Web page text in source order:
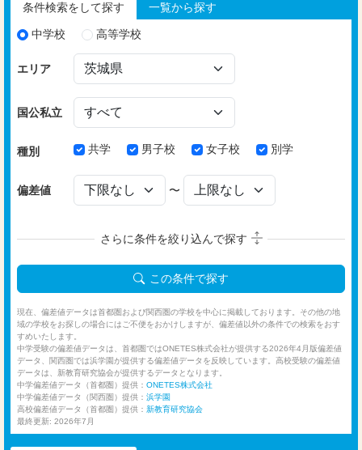
条件検索をして探す 一覧から探す
中学校 高等学校
エリア
国公私立
種別 共学 男子校 女子校 別学
偏差値 〜
さらに条件を絞り込んで探す
この条件で探す
現在、偏差値データは首都圏および関西圏の学校を中心に掲載しております。その他の地
域の学校をお探しの場合にはご不便をおかけしますが、偏差値以外の条件での検索をおす
すめいたします。
中学受験の偏差値データは、首都圏ではONETES株式会社が提供する2026年4月版偏差値
データ、関西圏では浜学園が提供する偏差値データを反映しています。高校受験の偏差値
データは、新教育研究協会が提供するデータとなります。
中学偏差値データ（首都圏）提供： ONETES株式会社
中学偏差値データ（関西圏）提供： 浜学園
高校偏差値データ（首都圏）提供： 新教育研究協会
最終更新: 2026年7月